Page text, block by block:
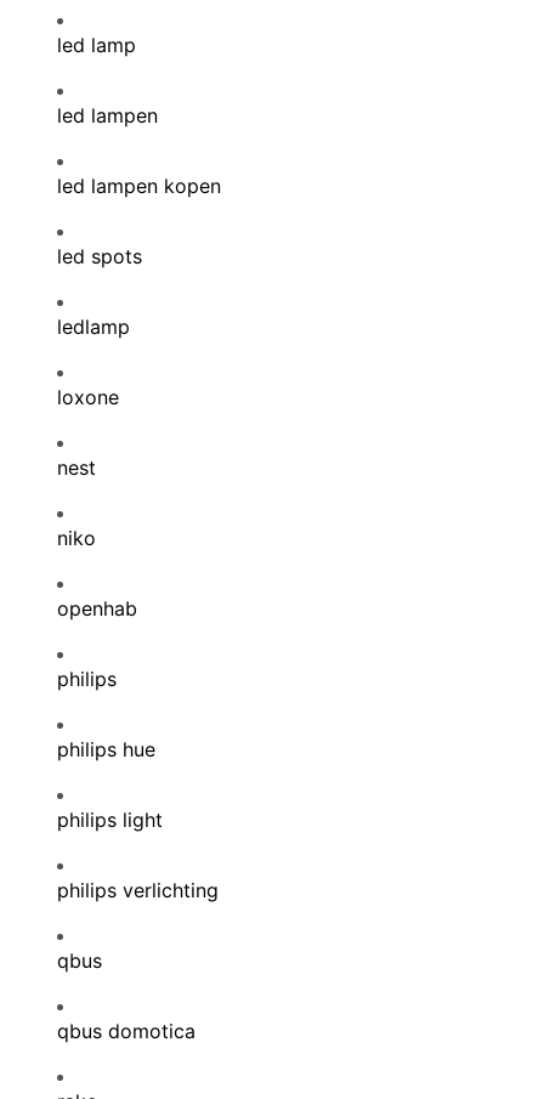
led lamp
led lampen
led lampen kopen
led spots
ledlamp
loxone
nest
niko
openhab
philips
philips hue
philips light
philips verlichting
qbus
qbus domotica